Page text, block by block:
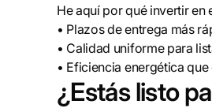
He aquí por qué invertir
• Plazos de entrega más
• Calidad uniforme para
• Eficiencia energética
¿Estás listo